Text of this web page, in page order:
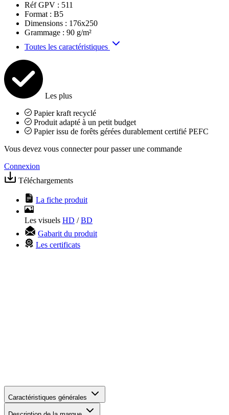
Réf GPV : 511
Format : B5
Dimensions : 176x250
Grammage : 90 g/m²
Toutes les caractéristiques
Les plus
Papier kraft recyclé
Produit adapté à un petit budget
Papier issu de forêts gérées durablement certifié PEFC
Vous devez vous connecter pour passer une commande
Connexion
Téléchargements
La fiche produit
Les visuels HD / BD
Gabarit du produit
Les certificats
Caractéristiques générales